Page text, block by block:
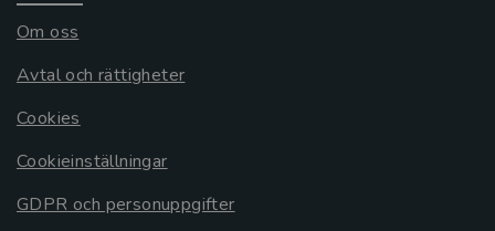
Om oss
Avtal och rättigheter
Cookies
Cookieinställningar
GDPR och personuppgifter